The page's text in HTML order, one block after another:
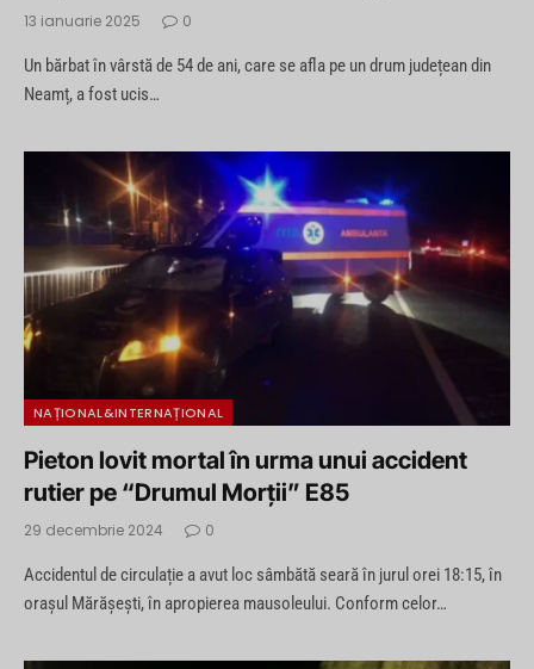
13 ianuarie 2025 0
Un bărbat în vârstă de 54 de ani, care se afla pe un drum județean din
Neamț, a fost ucis…
NAȚIONAL&INTERNAȚIONAL
Pieton lovit mortal în urma unui accident
rutier pe “Drumul Morții” E85
29 decembrie 2024 0
Accidentul de circulație a avut loc sâmbătă seară în jurul orei 18:15, în
orașul Mărășești, în apropierea mausoleului. Conform celor…